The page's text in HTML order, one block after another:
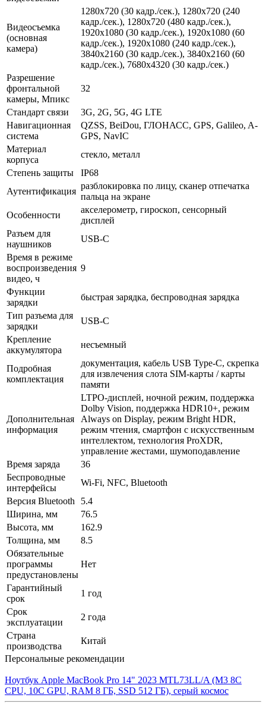
Видеосъемка
(основная
камера)
1280x720 (30 кадр./сек.), 1280x720 (240
кадр./сек.), 1280x720 (480 кадр./сек.),
1920x1080 (30 кадр./сек.), 1920x1080 (60
кадр./сек.), 1920x1080 (240 кадр./сек.),
3840x2160 (30 кадр./сек.), 3840x2160 (60
кадр./сек.), 7680x4320 (30 кадр./сек.)
Разрешение
фронтальной
камеры, Мпикс
32
Стандарт связи
3G, 2G, 5G, 4G LTE
Навигационная
система
QZSS, BeiDou, ГЛОНАСС, GPS, Galileo, A-
GPS, NavIC
Материал
корпуса
стекло, металл
Степень защиты
IP68
Аутентификация
разблокировка по лицу, сканер отпечатка
пальца на экране
Особенности
акселерометр, гироскоп, сенсорный
дисплей
Разъем для
наушников
USB-C
Время в режиме
воспроизведения
видео, ч
9
Функции
зарядки
быстрая зарядка, беспроводная зарядка
Тип разъема для
зарядки
USB-C
Крепление
аккумулятора
несъемный
Подробная
комплектация
документация, кабель USB Type-C, скрепка
для извлечения слота SIM-карты / карты
памяти
Дополнительная
информация
LTPO-дисплей, ночной режим, поддержка
Dolby Vision, поддержка HDR10+, режим
Always on Display, режим Bright HDR,
режим чтения, смартфон с искусственным
интеллектом, технология ProXDR,
управление жестами, шумоподавление
Время заряда
36
Беспроводные
интерфейсы
Wi-Fi, NFC, Bluetooth
Версия Bluetooth
5.4
Ширина, мм
76.5
Высота, мм
162.9
Толщина, мм
8.5
Обязательные
программы
предустановлены
Нет
Гарантийный
срок
1 год
Срок
эксплуатации
2 года
Страна
производства
Китай
Персональные рекомендации
Ноутбук Apple MacBook Pro 14" 2023 MTL73LL/A (M3 8C
CPU, 10C GPU, RAM 8 ГБ, SSD 512 ГБ), серый космос